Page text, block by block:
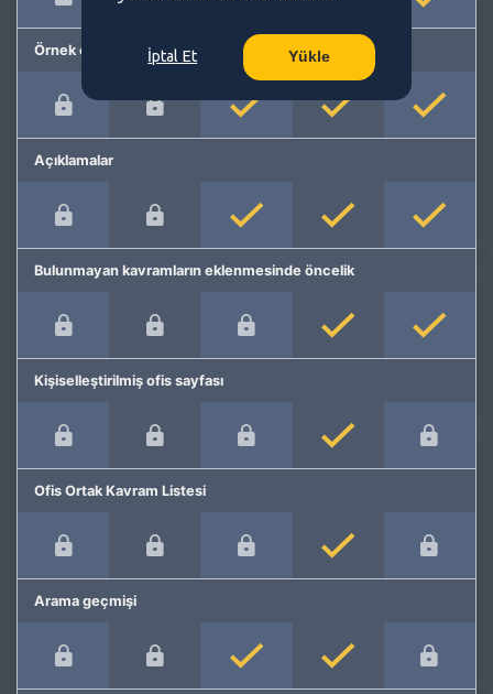
Örnek cümleler
Açıklamalar
Bulunmayan kavramların eklenmesinde öncelik
Kişiselleştirilmiş ofis sayfası
Ofis Ortak Kavram Listesi
Arama geçmişi
İptal Et Yükle